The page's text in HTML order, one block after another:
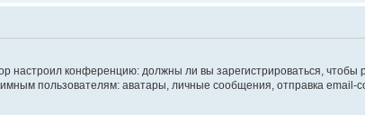
настроил конференцию: должны ли вы зарегистрироваться,
пользователям: аватары, личные сообщения, отправка email-